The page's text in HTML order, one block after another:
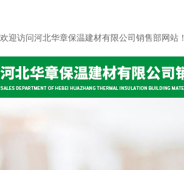
欢迎访问河北华章保温建材有限公司销售部网站！